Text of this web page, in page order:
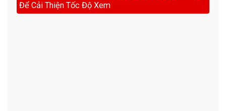
Để Cải Thiện Tốc Độ Xem